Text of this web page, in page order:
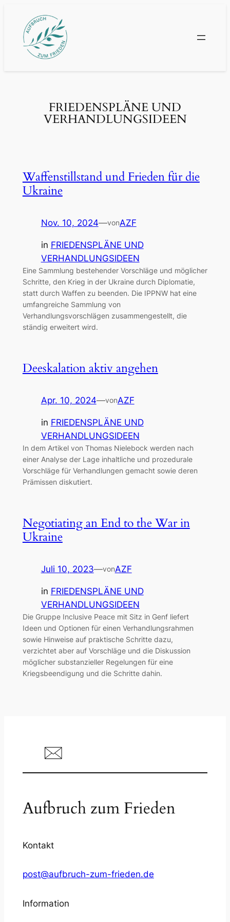
Inhalt
springen
FRIEDENSPLÄNE UND
VERHANDLUNGSIDEEN
Waffenstillstand und Frieden für die
Ukraine
Nov. 10, 2024—vonAZF
in FRIEDENSPLÄNE UND
VERHANDLUNGSIDEEN
Eine Sammlung bestehender Vorschläge und möglicher
Schritte, den Krieg in der Ukraine durch Diplomatie,
statt durch Waffen zu beenden. Die IPPNW hat eine
umfangreiche Sammlung von
Verhandlungsvorschlägen zusammengestellt, die
ständig erweitert wird.
Deeskalation aktiv angehen
Apr. 10, 2024—vonAZF
in FRIEDENSPLÄNE UND
VERHANDLUNGSIDEEN
In dem Artikel von Thomas Nielebock werden nach
einer Analyse der Lage inhaltliche und prozedurale
Vorschläge für Verhandlungen gemacht sowie deren
Prämissen diskutiert.
Negotiating an End to the War in
Ukraine
Juli 10, 2023—vonAZF
in FRIEDENSPLÄNE UND
VERHANDLUNGSIDEEN
Die Gruppe Inclusive Peace mit Sitz in Genf liefert
Ideen und Optionen für einen Verhandlungsrahmen
sowie Hinweise auf praktische Schritte dazu,
verzichtet aber auf Vorschläge und die Diskussion
möglicher substanzieller Regelungen für eine
Kriegsbeendigung und die Schritte dahin.
Aufbruch zum Frieden
Kontakt
post@aufbruch-zum-frieden.de
Information